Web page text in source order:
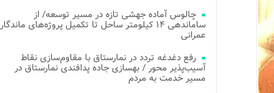
چالوس آماده جهشی تازه در مسیر توسعه/ از
ساماندهی ۱۴ کیلومتر ساحل تا تکمیل پروژه‌های ماندگار
عمرانی
رفع دغدغه تردد در نمارستاق با مقاوم‌سازی نقاط
آسیب‌پذیر محور / بهسازی جاده پدافندی نمارستاق در
مسیر خدمت به مردم